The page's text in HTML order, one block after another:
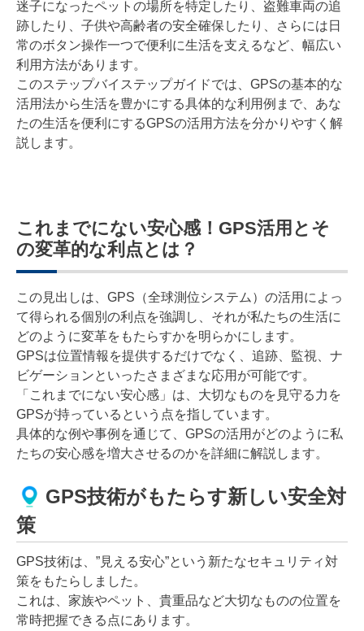
迷子になったペットの場所を特定したり、盗難車両の追
跡したり、子供や高齢者の安全確保したり、さらには日
常のボタン操作一つで便利に生活を支えるなど、幅広い
利用方法があります。
このステップバイステップガイドでは、GPSの基本的な
活用法から生活を豊かにする具体的な利用例まで、あな
たの生活を便利にするGPSの活用方法を分かりやすく解
説します。
これまでにない安心感！GPS活用とそ
の変革的な利点とは？
この見出しは、GPS（全球測位システム）の活用によっ
て得られる個別の利点を強調し、それが私たちの生活に
どのように変革をもたらすかを明らかにします。
GPSは位置情報を提供するだけでなく、追跡、監視、ナ
ビゲーションといったさまざまな応用が可能です。
「これまでにない安心感」は、大切なものを見守る力を
GPSが持っているという点を指しています。
具体的な例や事例を通じて、GPSの活用がどのように私
たちの安心感を増大させるのかを詳細に解説します。
GPS技術がもたらす新しい安全対
策
GPS技術は、”見える安心”という新たなセキュリティ対
策をもたらしました。
これは、家族やペット、貴重品など大切なものの位置を
常時把握できる点にあります。